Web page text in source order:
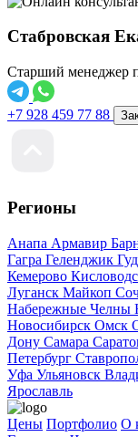
Стабровская
Старший менеджер
+7 928 459 77 88
Регионы
Анапа Армавир
Гагра Геленджик
Кемерово
Луганск Майкоп
Набережные Челны
Новосибирск Омск
Дону Самара
Петербург
Уфа Ульяновск
Ярославль
Цены Портфолио О